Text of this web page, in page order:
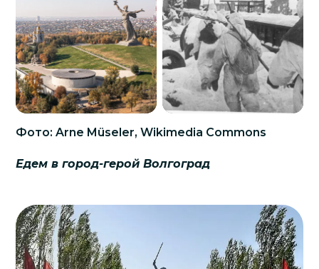
Фото: Arne Müseler, Wikimedia Commons
Едем в город-герой Волгоград